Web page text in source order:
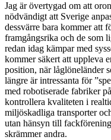
Jag är övertygad om att
nödvändigt att Sverige
dessvärre bara kommer att
framgångsrika och de som
redan idag kämpar med
kommer säkert att uppleva
position, när låglöneländer
längre är intressanta för
med robotiserade fabriker
kontrollera kvaliteten i
miljöskadliga transporter
utan hänsyn till
skrämmer andra.